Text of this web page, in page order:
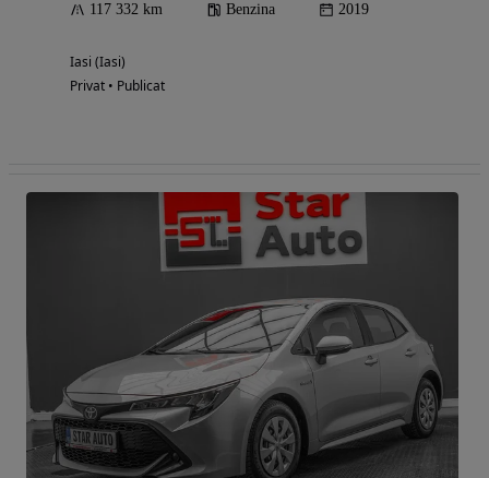
117 332 km Benzina 2019
Iasi (Iasi)
Privat • Publicat